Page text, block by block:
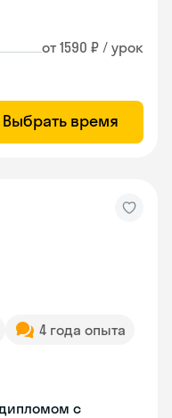
от 1590 ₽ / урок
Выбрать время
4 года опыта
с